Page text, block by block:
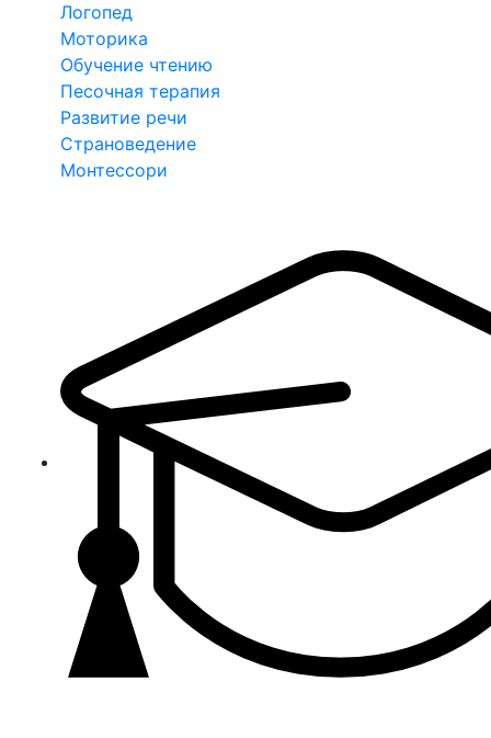
Логопед
Моторика
Обучение чтению
Песочная терапия
Развитие речи
Страноведение
Монтессори